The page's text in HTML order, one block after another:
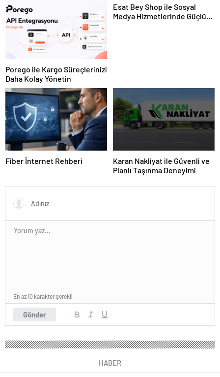
Porego ile Kargo Süreçlerinizi
Daha Kolay Yönetin
Esat Bey Shop ile Sosyal
Medya Hizmetlerinde Güçlü
Fiber İnternet Rehberi
Karan Nakliyat ile Güvenli ve
Planlı Taşınma Deneyimi
Gönder
En az 10 karakter gerekli
HABER